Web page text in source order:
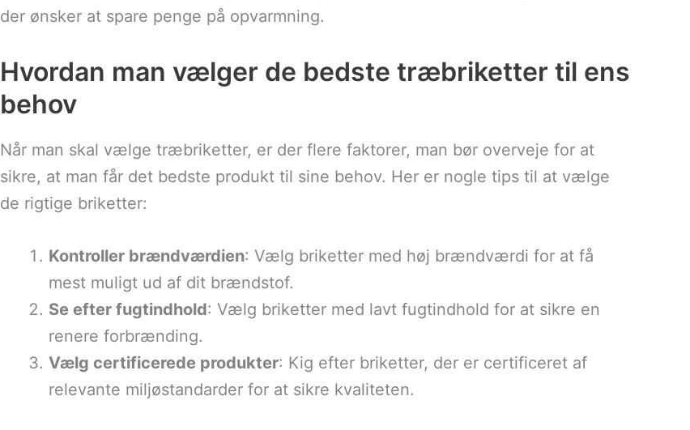
der ønsker at spare penge på opvarmning.
Hvordan man vælger de bedste træbriketter til ens
behov
Når man skal vælge træbriketter, er der flere faktorer, man bør overveje for at
sikre, at man får det bedste produkt til sine behov. Her er nogle tips til at vælge
de rigtige briketter:
Kontroller brændværdien: Vælg briketter med høj brændværdi for at få
mest muligt ud af dit brændstof.
Se efter fugtindhold: Vælg briketter med lavt fugtindhold for at sikre en
renere forbrænding.
Vælg certificerede produkter: Kig efter briketter, der er certificeret af
relevante miljøstandarder for at sikre kvaliteten.